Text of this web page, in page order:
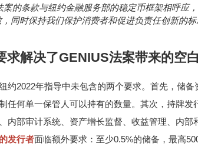
案的条款与纽约金融服务部的稳定币框架相呼应
同时保持我们保护消费者和促进负责任创新的
求解决了GENIUS法案带来的空白
约2022年指导中未包含的两个要求。首先，储
制任何单一保管人可以持有的数量。其次，持牌
内部审计系统、资产增长监督、收益管理、内
发行者面临额外要求：至少0.5%的储备，最高